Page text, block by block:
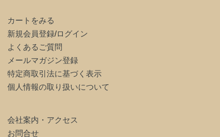
カートをみる
新規会員登録/ログイン
よくあるご質問
メールマガジン登録
特定商取引法に基づく表示
個人情報の取り扱いについて
会社案内・アクセス
お問合せ